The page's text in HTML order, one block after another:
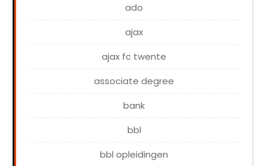
ado
ajax
ajax fc twente
associate degree
bank
bbl
bbl opleidingen